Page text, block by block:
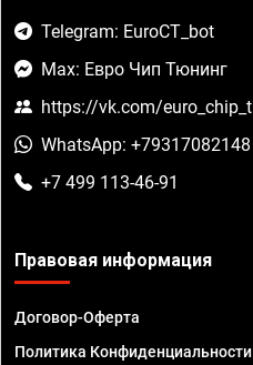
Telegram: EuroCT_bot
Max: Евро Чип Тюнинг
https://vk.com/
WhatsApp: +79317082148
+7 499 113-46-91
Правовая информация
Договор-Оферта
Политика